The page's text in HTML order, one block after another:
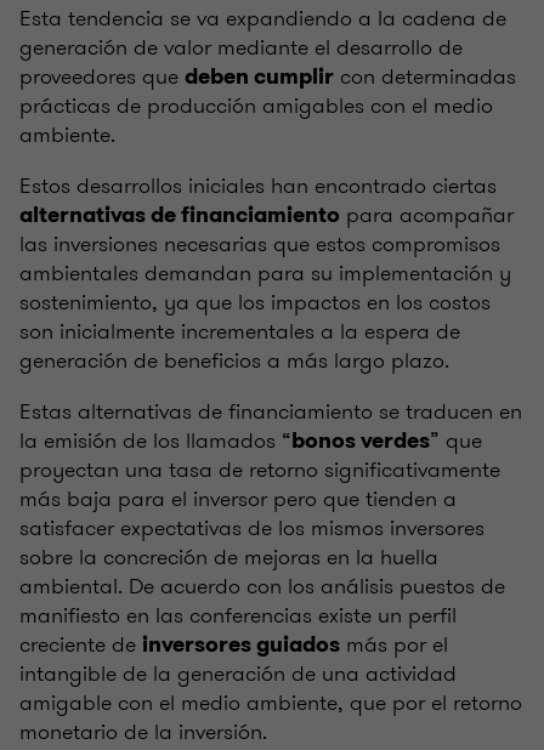
Esta tendencia se va expandiendo a la cadena de
generación de valor mediante el desarrollo de
proveedores que deben cumplir con determinadas
prácticas de producción amigables con el medio
ambiente.
Estos desarrollos iniciales han encontrado ciertas
alternativas de financiamiento para acompañar
las inversiones necesarias que estos compromisos
ambientales demandan para su implementación y
sostenimiento, ya que los impactos en los costos
son inicialmente incrementales a la espera de
generación de beneficios a más largo plazo.
Estas alternativas de financiamiento se traducen en
la emisión de los llamados “bonos verdes” que
proyectan una tasa de retorno significativamente
más baja para el inversor pero que tienden a
satisfacer expectativas de los mismos inversores
sobre la concreción de mejoras en la huella
ambiental. De acuerdo con los análisis puestos de
manifiesto en las conferencias existe un perfil
creciente de inversores guiados más por el
intangible de la generación de una actividad
amigable con el medio ambiente, que por el retorno
monetario de la inversión.